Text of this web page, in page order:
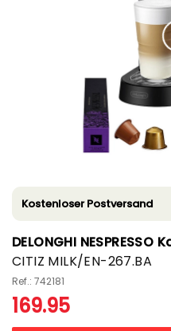
Kostenloser Postversand
DELONGHI
CITIZ MILK/EN-267.BA
Ref.: 742181
169.95